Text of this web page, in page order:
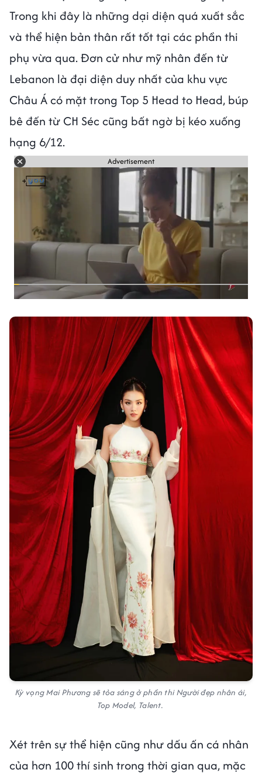
Trong khi đây là những dại diện quá xuất sắc
và thể hiện bản thân rất tốt tại các phần thi
phụ vừa qua. Đơn cử như mỹ nhân đến từ
Lebanon là đại diện duy nhất của khu vực
Châu Á có mặt trong Top 5 Head to Head, búp
bê đến từ CH Séc cũng bất ngờ bị kéo xuống
hạng 6/12.
Advertisement
Kỳ vọng Mai Phương sẽ tỏa sáng ở phần thi Người đẹp nhân ái,
Top Model, Talent.
Xét trên sự thể hiện cũng như dấu ấn cá nhân
của hơn 100 thí sinh trong thời gian qua, mặc